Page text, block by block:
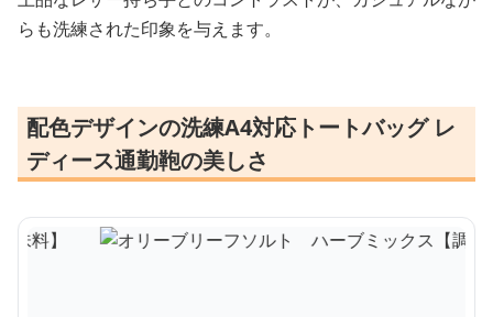
らも洗練された印象を与えます。
配色デザインの洗練A4対応トートバッグ レ
ディース通勤鞄の美しさ